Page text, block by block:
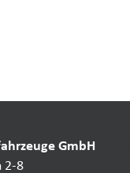
GmbH
2-8